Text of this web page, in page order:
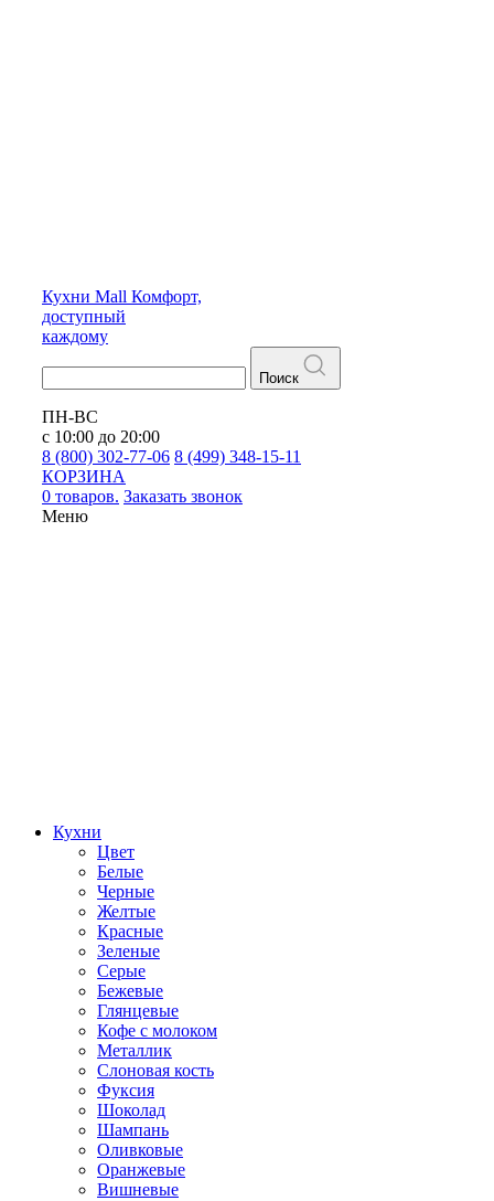
Кухни Mall Комфорт,
доступный
каждому
Поиск
ПН-ВС
с 10:00 до 20:00
8 (800) 302-77-06 8 (499) 348-15-11
КОРЗИНА
0 товаров. Заказать звонок
Меню
Кухни
Цвет
Белые
Черные
Желтые
Красные
Зеленые
Серые
Бежевые
Глянцевые
Кофе с молоком
Металлик
Слоновая кость
Фуксия
Шоколад
Шампань
Оливковые
Оранжевые
Вишневые